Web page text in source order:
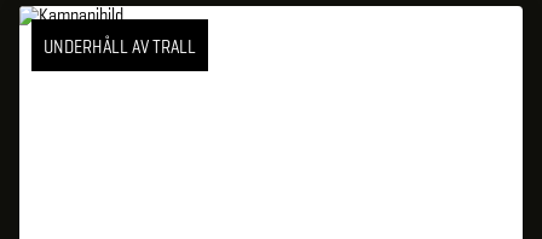
UNDERHÅLL AV TRALL